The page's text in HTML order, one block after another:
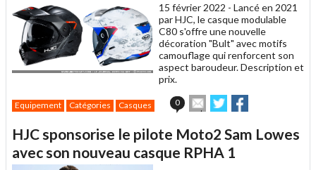
15 février 2022 - Lancé en 2021
par HJC, le casque modulable
C80 s'offre une nouvelle
décoration "Bult" avec motifs
camouflage qui renforcent son
aspect baroudeur. Description et
prix.
Equipement Catégories Casques 0
Envoyer
cet
à
un
ami
Partager
sur sur
HJC sponsorise le pilote Moto2 Sam Lowes
avec son nouveau casque RPHA 1